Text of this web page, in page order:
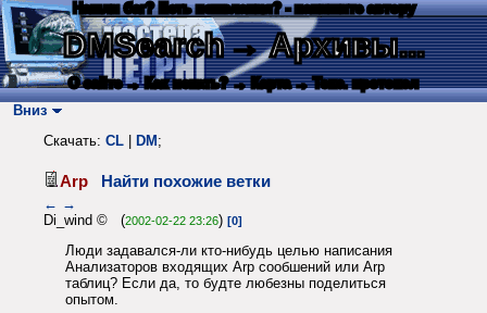
Нашли баг? Есть пожелания? - напишите автору
DMSearch→ Архивы...
О сайте → Как искать? → Карта → Текс. протокол
Вниз
Скачать: CL DM ;
Arp Найти похожие ветки
← →
Di_wind © (2002-02-22 23:26) [0]
Люди задавался-ли кто-нибудь целью написания
Анализаторов входящих Arp сообшений или Arp
таблиц? Если да, то будте любезны поделиться
опытом.